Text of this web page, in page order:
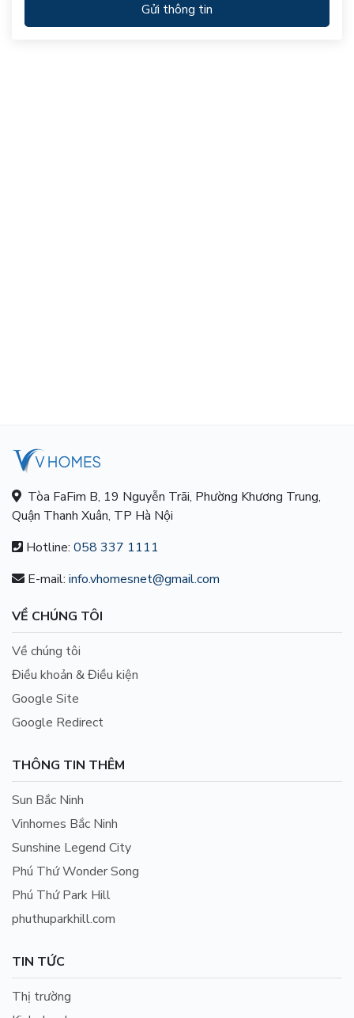
Gửi thông tin
Tòa FaFim B, 19 Nguyễn Trãi, Phường Khương Trung,
Quận Thanh Xuân, TP Hà Nội
Hotline: 058 337 1111
E-mail: info.vhomesnet@gmail.com
VỀ CHÚNG TÔI
Về chúng tôi
Điều khoản & Điều kiện
Google Site
Google Redirect
THÔNG TIN THÊM
Sun Bắc Ninh
Vinhomes Bắc Ninh
Sunshine Legend City
Phú Thứ Wonder Song
Phú Thứ Park Hill
phuthuparkhill.com
TIN TỨC
Thị trường